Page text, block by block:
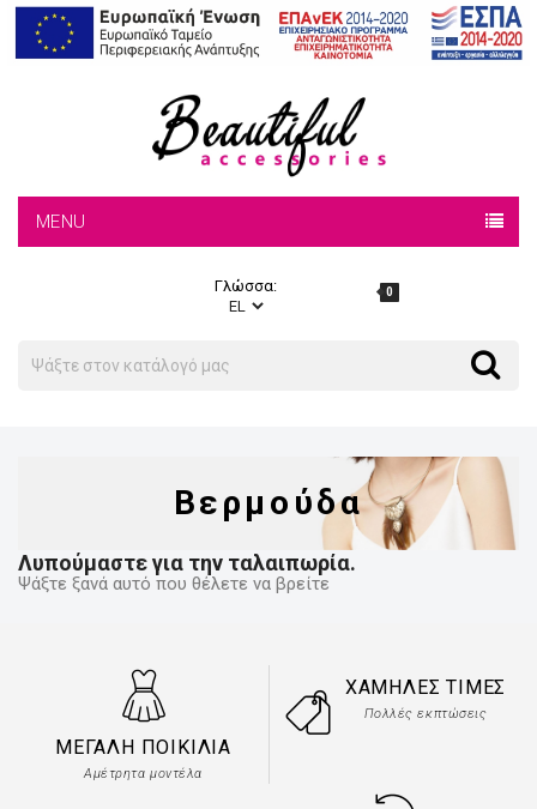
MENU
Γλώσσα: 0
Search
Βερμούδα
Λυπούμαστε για την ταλαιπωρία.
Ψάξτε ξανά αυτό που θέλετε να βρείτε
ΜΕΓΆΛΗ ΠΟΙΚΙΛΊΑ
Αμέτρητα μοντέλα
ΧΑΜΗΛΈΣ ΤΙΜΈΣ
Πολλές εκπτώσεις